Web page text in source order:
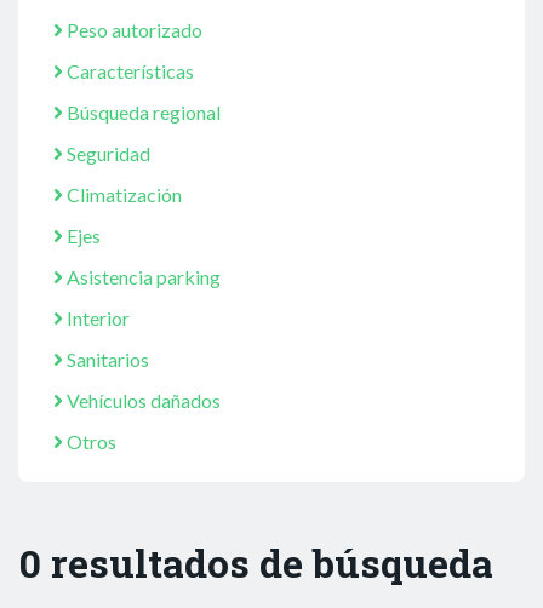
Peso autorizado
Características
Búsqueda regional
Seguridad
Climatización
Ejes
Asistencia parking
Interior
Sanitarios
Vehículos dañados
Otros
0 resultados de búsqueda